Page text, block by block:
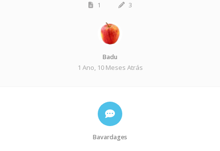
1 3
Badu
1 Ano, 10 Meses Atrás
Bavardages